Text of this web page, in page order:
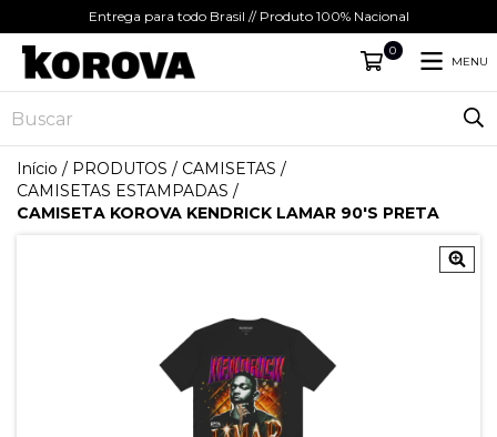
Entrega para todo Brasil // Produto 100% Nacional
0
MENU
Início / PRODUTOS / CAMISETAS /
CAMISETAS ESTAMPADAS /
CAMISETA KOROVA KENDRICK LAMAR 90'S PRETA